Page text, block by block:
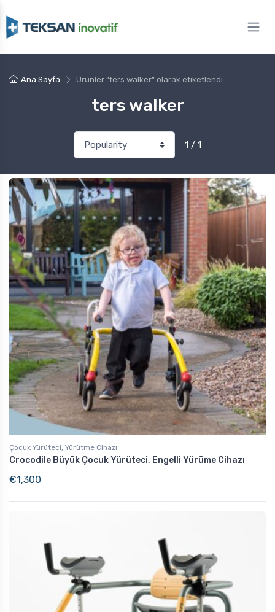
Ana Sayfa Ürünler “ters walker” olarak etiketlendi
ters walker
1 / 1
Çocuk Yürüteci, Yürütme Cihazı
Crocodile Büyük Çocuk Yürüteci, Engelli Yürüme Cihazı
€1,300